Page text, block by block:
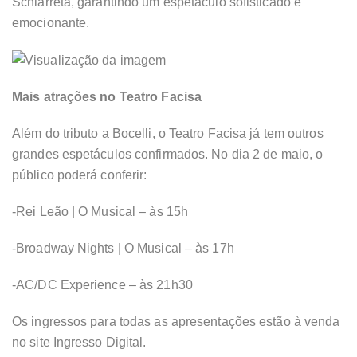
emocionante.
Mais atrações no Teatro Facisa
Além do tributo a Bocelli, o Teatro Facisa já tem outros
grandes espetáculos confirmados. No dia 2 de maio, o
público poderá conferir:
-Rei Leão | O Musical – às 15h
-Broadway Nights | O Musical – às 17h
-AC/DC Experience – às 21h30
Os ingressos para todas as apresentações estão à venda
no site Ingresso Digital.